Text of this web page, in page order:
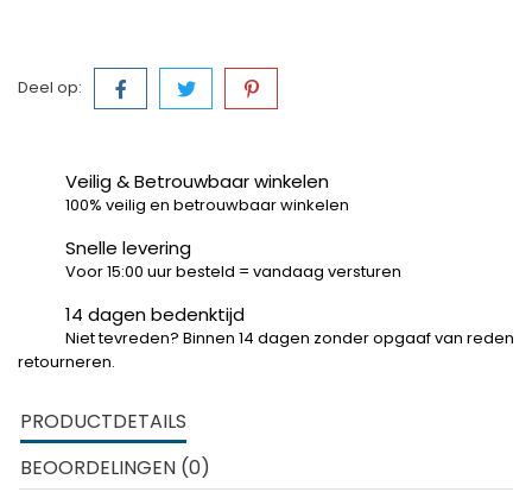
Deel op:
Veilig & Betrouwbaar winkelen
100% veilig en betrouwbaar winkelen
Snelle levering
Voor 15:00 uur besteld = vandaag versturen
14 dagen bedenktijd
Niet tevreden? Binnen 14 dagen zonder opgaaf van reden
retourneren.
PRODUCTDETAILS
BEOORDELINGEN (0)